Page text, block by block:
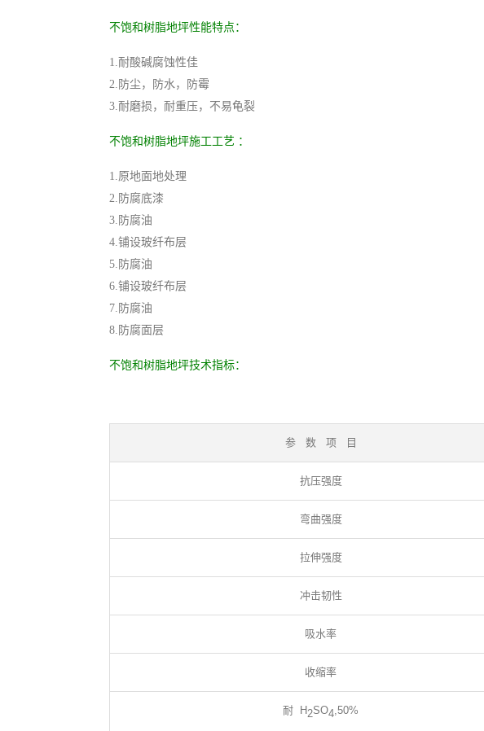
不饱和树脂地坪性能特点：
1.耐酸碱腐蚀性佳
2.防尘，防水，防霉
3.耐磨损，耐重压，不易龟裂
不饱和树脂地坪施工工艺 ：
1.原地面地处理
2.防腐底漆
3.防腐油
4.铺设玻纤布层
5.防腐油
6.铺设玻纤布层
7.防腐油
8.防腐面层
不饱和树脂地坪技术指标：
参 数 项 目
抗压强度
弯曲强度
拉伸强度
冲击韧性
吸水率
收缩率
耐 H 2SO4,50%